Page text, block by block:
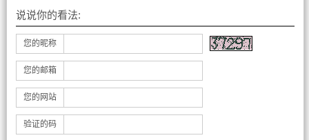
说说你的看法:
您的昵称
您的邮箱
您的网站
验证的码